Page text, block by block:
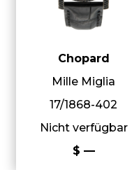
Chopard
Mille Miglia
17/1868-402
Nicht verfügbar
$ —